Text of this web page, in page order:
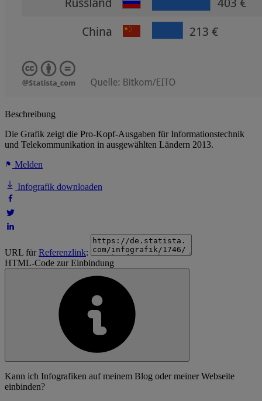
Beschreibung
Die Grafik zeigt die Pro-Kopf-Ausgaben für Informationstechnik
und Telekommunikation in ausgewählten Ländern 2013.
Melden
Infografik downloaden
URL fürReferenzlink:
HTML-Code zur Einbindung
Kann ich Infografiken auf meinem Blog oder meiner Webseite
einbinden?